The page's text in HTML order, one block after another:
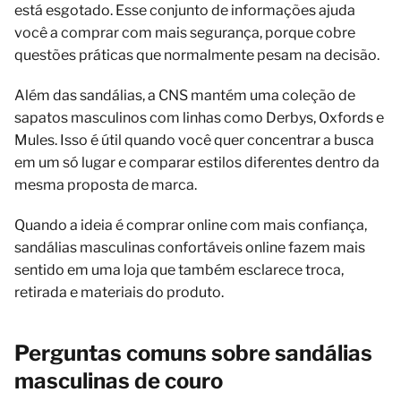
está esgotado. Esse conjunto de informações ajuda
você a comprar com mais segurança, porque cobre
questões práticas que normalmente pesam na decisão.
Além das sandálias, a CNS mantém uma coleção de
sapatos masculinos com linhas como Derbys, Oxfords e
Mules. Isso é útil quando você quer concentrar a busca
em um só lugar e comparar estilos diferentes dentro da
mesma proposta de marca.
Quando a ideia é comprar online com mais confiança,
sandálias masculinas confortáveis online fazem mais
sentido em uma loja que também esclarece troca,
retirada e materiais do produto.
Perguntas comuns sobre sandálias
masculinas de couro